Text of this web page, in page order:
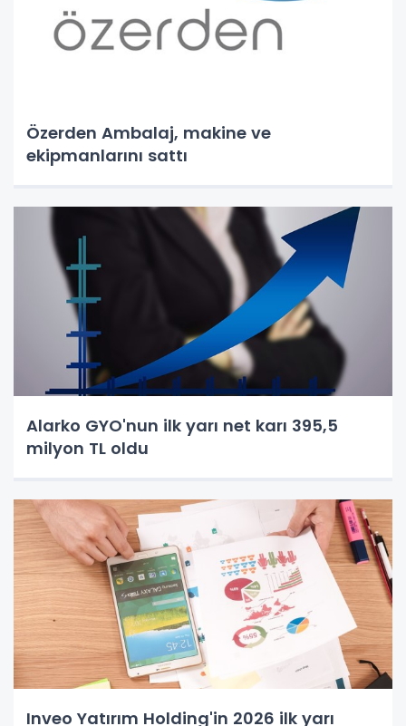
Özerden Ambalaj, makine ve
ekipmanlarını sattı
Alarko GYO'nun ilk yarı net karı 395,5
milyon TL oldu
Inveo Yatırım Holding'in 2026 ilk yarı